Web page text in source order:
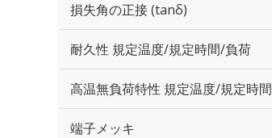
損失角の正接 (tanδ)
耐久性 規定温度/規定時間/負荷
高温無負荷特性 規定温度/規定時間
端子メッキ